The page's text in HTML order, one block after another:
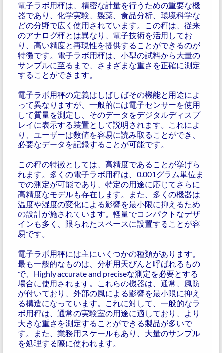
電子ラボ用秤は、精密な計量を行うための重要な機
器であり、化学実験、製薬、食品分析、環境科学な
どの分野で広く使用されています。この秤は、従来
のアナログ秤とは異なり、電子技術を活用してお
り、高い精度と再現性を提供することができるのが
特徴です。電子ラボ用秤は、小型の試料から大量の
サンプルに至るまで、さまざまな重さを正確に測定
することができます。
電子ラボ用秤の定義はしばしばその機能と用途によ
って異なりますが、一般的には電子センサーを使用
して質量を測定し、そのデータをデジタルディスプ
レイに表示する装置として説明されます。これによ
り、ユーザーは数値を容易に読み取ることができ、
必要なデータを記録することが可能です。
この秤の特徴としては、高精度であることが挙げら
れます。多くの電子ラボ用秤は、0.001グラム単位ま
での測定が可能であり、特定の用途に応じてさらに
高精度なモデルも存在します。また、多くの機器は
温度や湿度の変化による影響を最小限に抑えるため
の設計が施されています。軽量でコンパクトなデザ
インも多く、限られたスペースに設置することが容
易です。
電子ラボ用秤には主にいくつかの種類があります。
最も一般的なものは、分析用天びんと呼ばれるもの
で、Highly accurate and preciseな測定を必要とする
場合に使用されます。これらの機器は、通常、風防
が付いており、外部の風による影響を最小限に抑え
る構造になっています。これに対して、一般的なラ
ボ用秤は、通常の実験室の用途に適しており、より
大きな重さを測定することができる製品が多いで
す。また、業務用スケールもあり、大量のサンプル
を処理する際に使われます。